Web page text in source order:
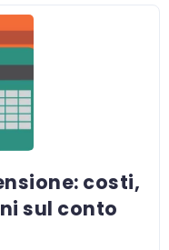
costi,
sul conto